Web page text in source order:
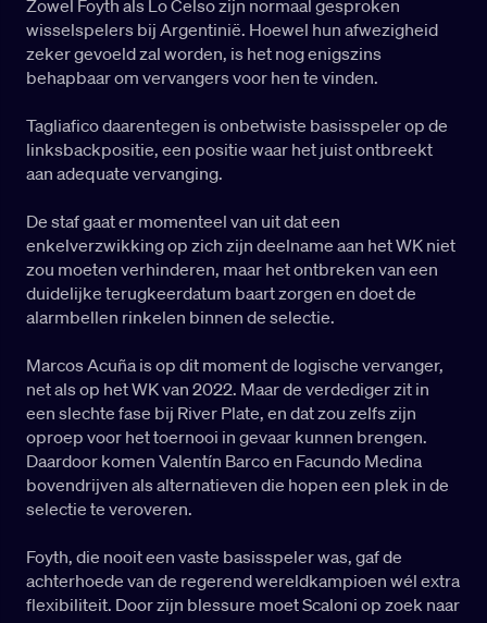
Zowel Foyth als Lo Celso zijn normaal gesproken
wisselspelers bij Argentinië. Hoewel hun afwezigheid
zeker gevoeld zal worden, is het nog enigszins
behapbaar om vervangers voor hen te vinden.
Tagliafico daarentegen is onbetwiste basisspeler op de
linksbackpositie, een positie waar het juist ontbreekt
aan adequate vervanging.
De staf gaat er momenteel van uit dat een
enkelverzwikking op zich zijn deelname aan het WK niet
zou moeten verhinderen, maar het ontbreken van een
duidelijke terugkeerdatum baart zorgen en doet de
alarmbellen rinkelen binnen de selectie.
Marcos Acuña is op dit moment de logische vervanger,
net als op het WK van 2022. Maar de verdediger zit in
een slechte fase bij River Plate, en dat zou zelfs zijn
oproep voor het toernooi in gevaar kunnen brengen.
Daardoor komen Valentín Barco en Facundo Medina
bovendrijven als alternatieven die hopen een plek in de
selectie te veroveren.
Foyth, die nooit een vaste basisspeler was, gaf de
achterhoede van de regerend wereldkampioen wél extra
flexibiliteit. Door zijn blessure moet Scaloni op zoek naar